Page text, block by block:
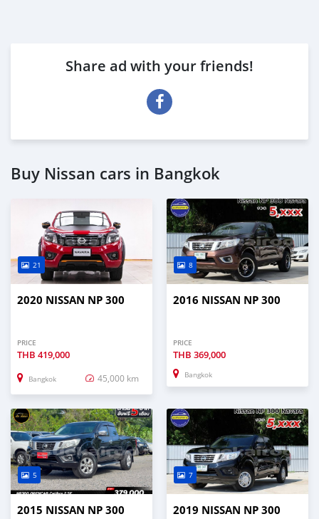
Share ad with your friends!
Buy Nissan cars in Bangkok
21
2020 NISSAN NP 300
PRICE
THB 419,000
Bangkok 45,000 km
8
2016 NISSAN NP 300
PRICE
THB 369,000
Bangkok
5
2015 NISSAN NP 300
7
2019 NISSAN NP 300